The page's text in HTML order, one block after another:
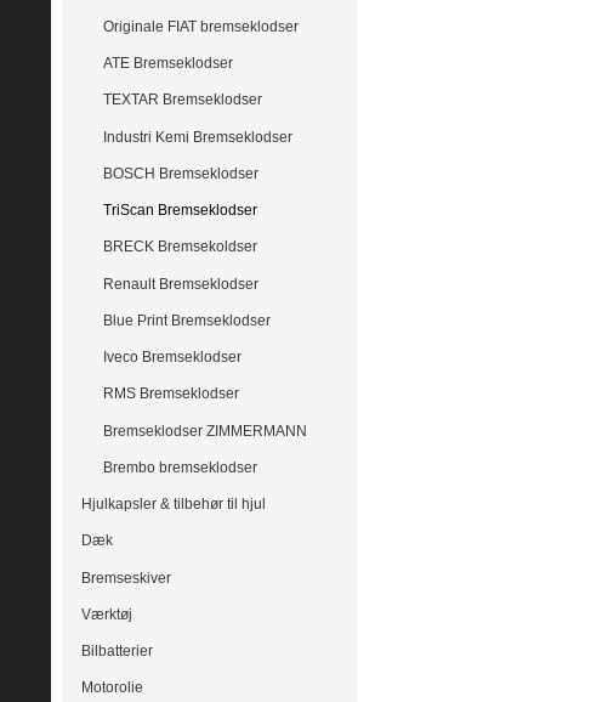
Originale FIAT bremseklodser
ATE Bremseklodser
TEXTAR Bremseklodser
Industri Kemi Bremseklodser
BOSCH Bremseklodser
TriScan Bremseklodser
BRECK Bremsekoldser
Renault Bremseklodser
Blue Print Bremseklodser
Iveco Bremseklodser
RMS Bremseklodser
Bremseklodser ZIMMERMANN
Brembo bremseklodser
Hjulkapsler & tilbehør til hjul
Dæk
Bremseskiver
Værktøj
Bilbatterier
Motorolie